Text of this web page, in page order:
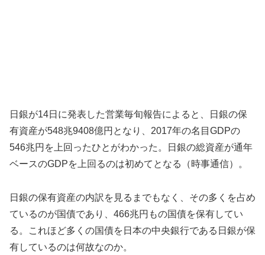
日銀が14日に発表した営業毎旬報告によると、日銀の保
有資産が548兆9408億円となり、2017年の名目GDPの
546兆円を上回ったひとがわかった。日銀の総資産が通年
ベースのGDPを上回るのは初めてとなる（時事通信）。
日銀の保有資産の内訳を見るまでもなく、その多くを占め
ているのが国債であり、466兆円もの国債を保有してい
る。これほど多くの国債を日本の中央銀行である日銀が保
有しているのは何故なのか。